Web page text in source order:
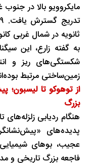
مایکروویو بالا در جنوب
ثانویه در شمال غربی
به گفته زارع، این
شکستگی‌های ریز و
زمین‌ساختی مرتبط
از توهوکو تا لیسبون؛
بزرگ
هنگام ردیابی
پدیده‌های
عجیب، بوهای
فاجعه بزرگ تاریخی و